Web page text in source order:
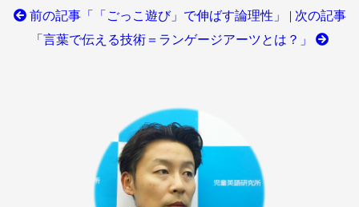
前の記事「「ごっこ遊び」で伸ばす論理性」 | 次の記事
「言葉で伝える技術＝ランゲージアーツとは？」